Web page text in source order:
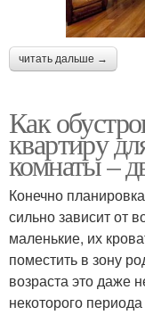
читать дальше →
Как
квартиру
комнаты –
Конечно
сильно зависит от
маленькие, их
поместить в зону
возраста это даже
некоторого